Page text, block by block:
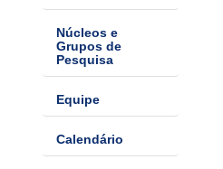
Núcleos e
Grupos de
Pesquisa
Equipe
Calendário